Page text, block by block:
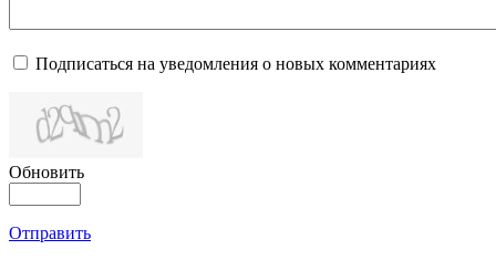
Подписаться на уведомления о новых комментариях
Обновить
Отправить